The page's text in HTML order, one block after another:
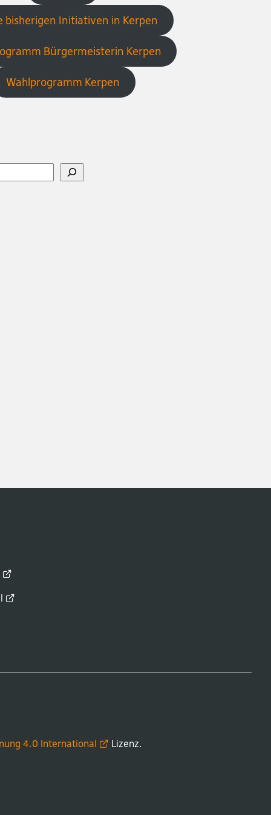
bisherigen Initiativen in Kerpen
Bürgermeisterin Kerpen
Wahlprogramm Kerpen
4.0 International Lizenz.